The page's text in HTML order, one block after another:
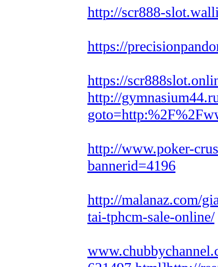
http://scr888-
https://
https://
http://
http://www.poker-
bannerid=4196
http://malanaz.com/
tai-tphcm-sale-online/